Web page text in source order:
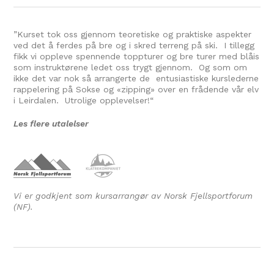
”Kurset tok oss gjennom teoretiske og praktiske aspekter
ved det å ferdes på bre og i skred terreng på ski. I tillegg
fikk vi oppleve spennende toppturer og bre turer med blåis
som instruktørene ledet oss trygt gjennom. Og som om
ikke det var nok så arrangerte de entusiastiske kurslederne
rappelering på Sokse og «zipping» over en frådende vår elv
i Leirdalen. Utrolige opplevelser!“
Les flere utalelser
Vi er godkjent som kursarrangør av Norsk Fjellsportforum
(NF).